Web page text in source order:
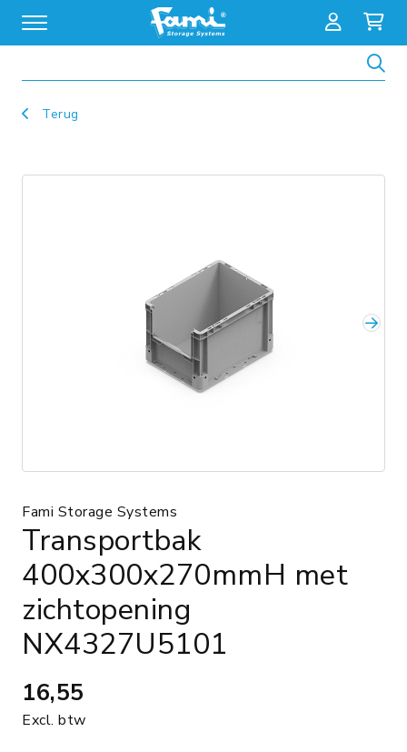
Terug
Fami Storage Systems
Transportbak
400x300x270mmH met
zichtopening
NX4327U5101
16,55
Excl. btw